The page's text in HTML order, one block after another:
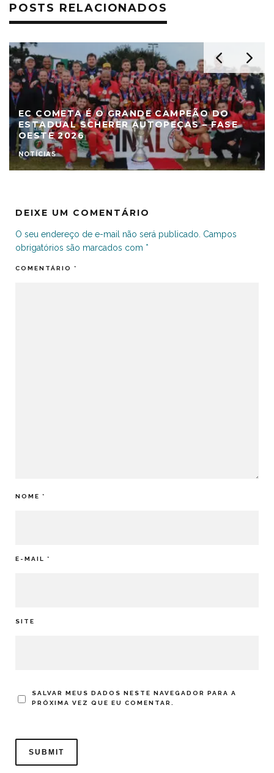
POSTS RELACIONADOS
EC COMETA É O GRANDE CAMPEÃO DO
ESTADUAL SCHERER AUTOPEÇAS – FASE
OESTE 2026
NOTÍCIAS
DEIXE UM COMENTÁRIO
O seu endereço de e-mail não será publicado. Campos
obrigatórios são marcados com *
COMENTÁRIO *
NOME *
E-MAIL *
SITE
SALVAR MEUS DADOS NESTE NAVEGADOR PARA A
PRÓXIMA VEZ QUE EU COMENTAR.